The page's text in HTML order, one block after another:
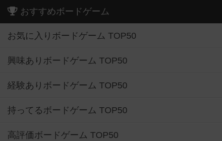
おすすめボードゲーム
お気に入りボードゲーム TOP50
興味ありボードゲーム TOP50
経験ありボードゲーム TOP50
持ってるボードゲーム TOP50
高評価ボードゲーム TOP50